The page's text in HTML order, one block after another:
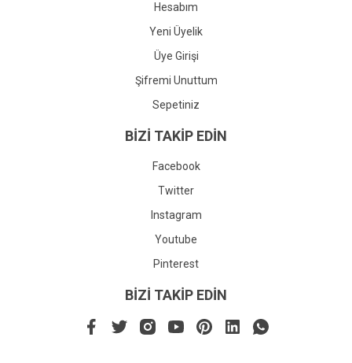
Hesabım
Yeni Üyelik
Üye Girişi
Şifremi Unuttum
Sepetiniz
BİZİ TAKİP EDİN
Facebook
Twitter
Instagram
Youtube
Pinterest
BİZİ TAKİP EDİN